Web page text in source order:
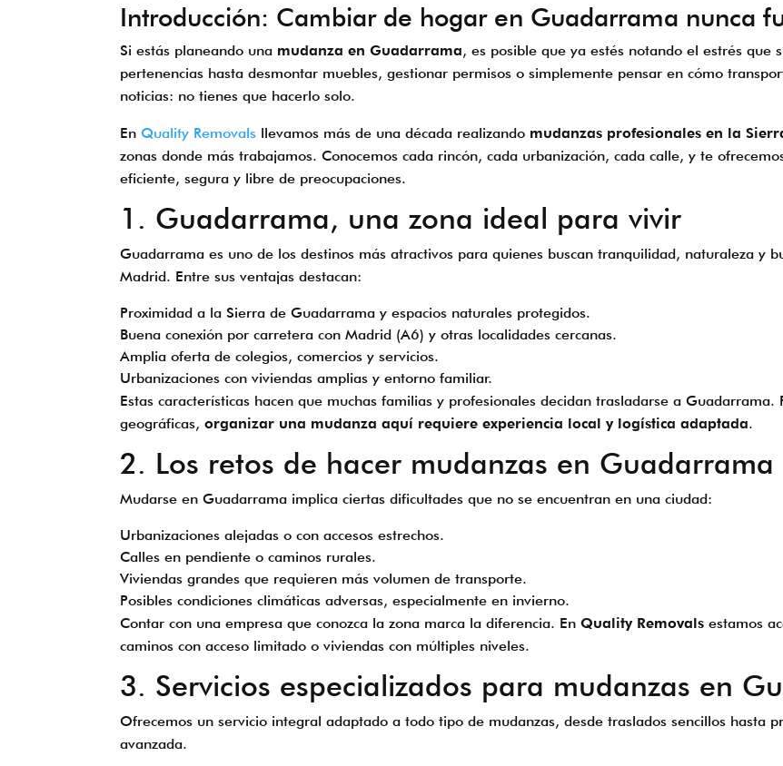
Introducción: Cambiar de hogar en Guadarrama nunca
Si estás planeando una mudanza en Guadarrama, es posible que ya estés notando el estrés que
pertenencias hasta desmontar muebles, gestionar permisos o simplemente pensar en cómo
noticias: no tienes que hacerlo solo.
En Quality Removals llevamos más de una década realizando mudanzas profesionales en la
zonas donde más trabajamos. Conocemos cada rincón, cada urbanización, cada calle, y te
eficiente, segura y libre de preocupaciones.
1. Guadarrama, una zona ideal para vivir
Guadarrama es uno de los destinos más atractivos para quienes buscan tranquilidad, naturaleza y
Madrid. Entre sus ventajas destacan:
Proximidad a la Sierra de Guadarrama y espacios naturales protegidos.
Buena conexión por carretera con Madrid (A6) y otras localidades cercanas.
Amplia oferta de colegios, comercios y servicios.
Urbanizaciones con viviendas amplias y entorno familiar.
Estas características hacen que muchas familias y profesionales decidan trasladarse a
geográficas, organizar una mudanza aquí requiere experiencia local y logística adaptada.
2. Los retos de hacer mudanzas en Guadarrama
Mudarse en Guadarrama implica ciertas dificultades que no se encuentran en una ciudad:
Urbanizaciones alejadas o con accesos estrechos.
Calles en pendiente o caminos rurales.
Viviendas grandes que requieren más volumen de transporte.
Posibles condiciones climáticas adversas, especialmente en invierno.
Contar con una empresa que conozca la zona marca la diferencia. En Quality Removals estamos
caminos con acceso limitado o viviendas con múltiples niveles.
3. Servicios especializados para mudanzas en
Ofrecemos un servicio integral adaptado a todo tipo de mudanzas, desde traslados sencillos hasta
avanzada.